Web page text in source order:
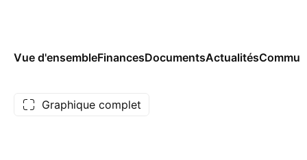
Vue d'ensembleFinancesDocumentsActualités
Graphique complet